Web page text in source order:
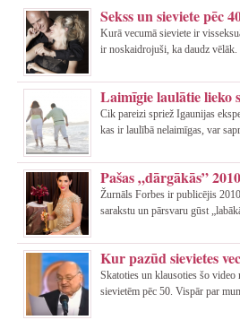
Sekss un sieviete pēc
Kurā vecumā sieviete ir
ir noskaidrojuši, ka daudz
Laimīgie laulātie lieko
Cik pareizi spriež Igaunijas
kas ir laulībā nelaimīgas, var
Pašas „dārgākās”
Žurnāls Forbes ir publicējis
sarakstu un pārsvaru gūst
Kur pazūd sievietes
Skatoties un klausoties šo
sievietēm pēc 50. Vispār par